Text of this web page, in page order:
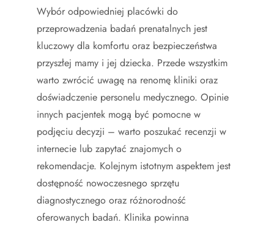
Wybór odpowiedniej placówki do
przeprowadzenia badań prenatalnych jest
kluczowy dla komfortu oraz bezpieczeństwa
przyszłej mamy i jej dziecka. Przede wszystkim
warto zwrócić uwagę na renomę kliniki oraz
doświadczenie personelu medycznego. Opinie
innych pacjentek mogą być pomocne w
podjęciu decyzji – warto poszukać recenzji w
internecie lub zapytać znajomych o
rekomendacje. Kolejnym istotnym aspektem jest
dostępność nowoczesnego sprzętu
diagnostycznego oraz różnorodność
oferowanych badań. Klinika powinna